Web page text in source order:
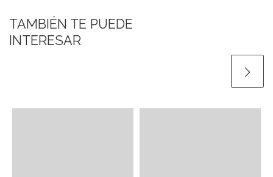
TAMBIÉN TE PUEDE
INTERESAR